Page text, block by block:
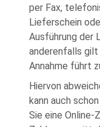
per Fax,
Lieferschein
Ausführung der
anderenfalls gilt
Annahme führt
Hiervon
kann auch
Sie eine Online-